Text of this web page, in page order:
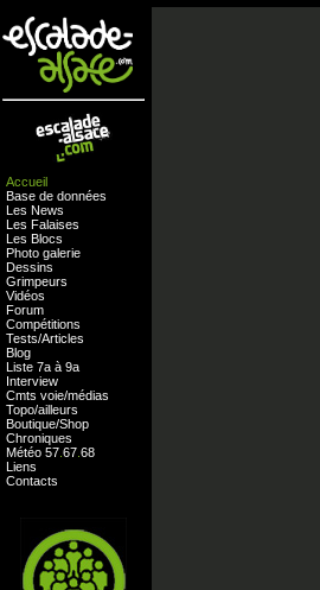
Accueil
Base de données
Les News
Les Falaises
Les Blocs
Photo galerie
Dessins
Grimpeurs
Vidéos
Forum
Compétitions
Tests/Articles
Blog
Liste 7a à 9a
Interview
Cmts voie/médias
Topo/ailleurs
Boutique/Shop
Chroniques
Météo 57 67 68
Liens
Contacts